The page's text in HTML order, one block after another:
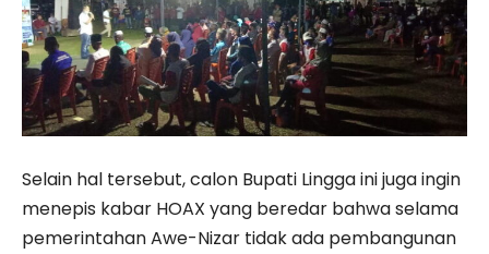
Selain hal tersebut, calon Bupati Lingga ini juga ingin
menepis kabar HOAX yang beredar bahwa selama
pemerintahan Awe-Nizar tidak ada pembangunan